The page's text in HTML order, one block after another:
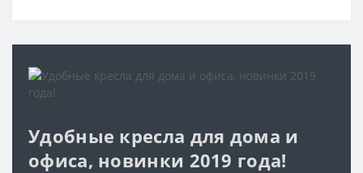
Удобные кресла для дома и
офиса, новинки 2019 года!